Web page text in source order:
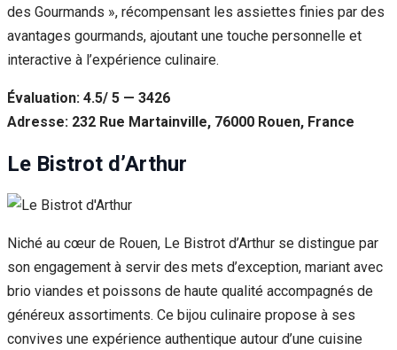
des Gourmands », récompensant les assiettes finies par des
avantages gourmands, ajoutant une touche personnelle et
interactive à l’expérience culinaire.
Évaluation: 4.5/ 5 — 3426
Adresse: 232 Rue Martainville, 76000 Rouen, France
Le Bistrot d’Arthur
Niché au cœur de Rouen, Le Bistrot d’Arthur se distingue par
son engagement à servir des mets d’exception, mariant avec
brio viandes et poissons de haute qualité accompagnés de
généreux assortiments. Ce bijou culinaire propose à ses
convives une expérience authentique autour d’une cuisine